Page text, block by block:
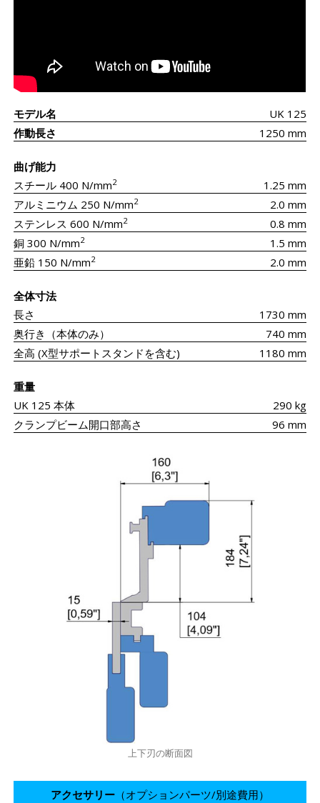
モデル名
UK 125
作動長さ
1250 mm
曲げ能力
スチール 400 N/mm2
1.25 mm
アルミニウム 250 N/mm2
2.0 mm
ステンレス 600 N/mm2
0.8 mm
銅 300 N/mm2
1.5 mm
亜鉛 150 N/mm2 2.0 mm
全体寸法
長さ
1730 mm
奥行き（本体のみ）
740 mm
全高 (X型サポートスタンドを含む)
1180 mm
重量
UK 125 本体
290 kg
クランプビーム開口部高さ
96 mm
上下刃の断面図
アクセサリー （オプションパーツ/別途費用）